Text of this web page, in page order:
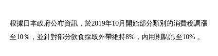
根據日本政府公布資訊，於2019年10月開始部分類別的消費稅調漲
至10％，並針對部分飲食採取外帶維持8%，內用則調漲至10% 。